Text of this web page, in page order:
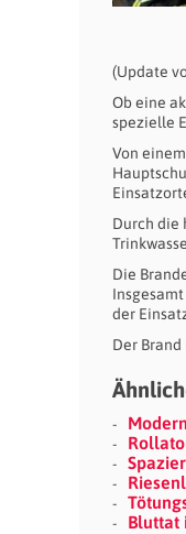
(Update
Ob eine
spezielle
Von
Durch die
Die
der
Der
Bluttat